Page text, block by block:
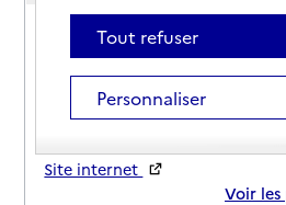
Adresse
16 rue Saint-Martin
51390-Pargny-lès-Reims
03 26 84 21 55
Site internet
Voir
Tout refuser
Personnaliser